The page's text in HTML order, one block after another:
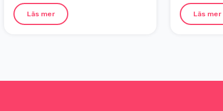
Läs mer Läs mer